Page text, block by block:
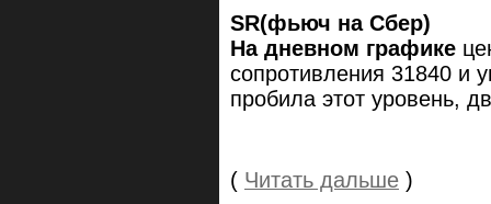
SR(фьюч на Сбер)
На дневном графике
сопротивления 31840 и
пробила этот уровень,
( Читать дальше )